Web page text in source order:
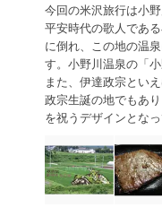
今回の米沢旅行は小
平安時代の歌人であ
に倒れ、この地の温
す。小野川温泉の「
また、伊達政宗とい
政宗生誕の地でもあ
を祝うデザインとなっ